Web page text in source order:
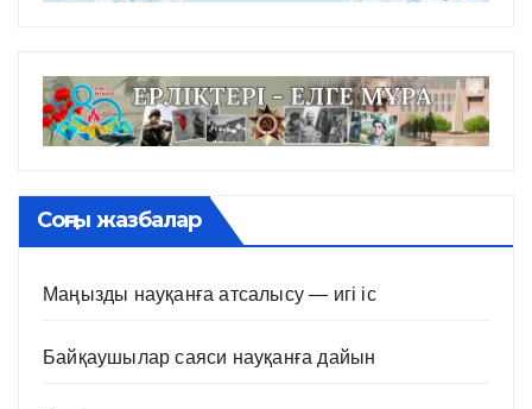
Соңғы жазбалар
Маңызды науқанға атсалысу — игі іс
Байқаушылар саяси науқанға дайын